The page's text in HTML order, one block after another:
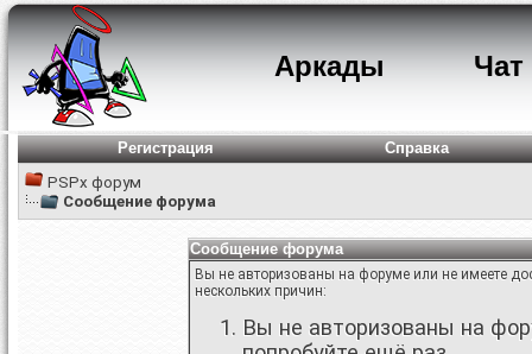
Аркады Чат
Регистрация
Справка
PSPx форум
Сообщение форума
Сообщение форума
Вы не авторизованы на форуме или не имеете
нескольких причин:
Вы не авторизованы на